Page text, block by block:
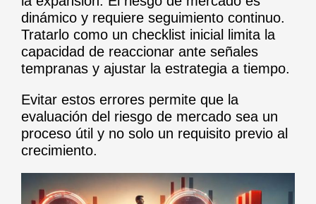
dinámico y requiere seguimiento continuo.
Tratarlo como un checklist inicial limita la
capacidad de reaccionar ante señales
tempranas y ajustar la estrategia a tiempo.
Evitar estos errores permite que la
evaluación del riesgo de mercado sea un
proceso útil y no solo un requisito previo al
crecimiento.